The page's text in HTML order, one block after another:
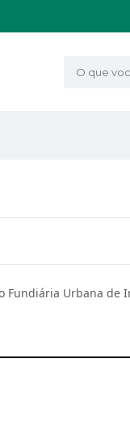
O que
Fundiária Urbana de